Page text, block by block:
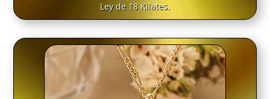
Ley de 18 Kilates.